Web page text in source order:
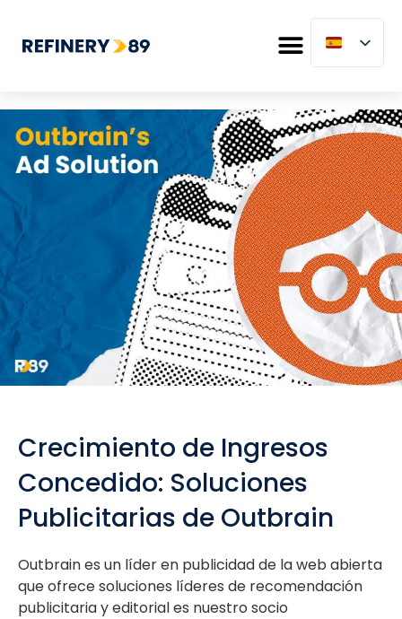
Crecimiento de Ingresos
Concedido: Soluciones
Publicitarias de Outbrain
Outbrain es un líder en publicidad de la web abierta
que ofrece soluciones líderes de recomendación
publicitaria y editorial es nuestro socio